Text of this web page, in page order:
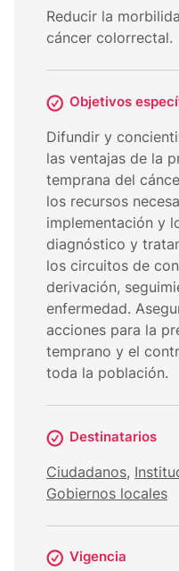
Reducir la
cáncer colorrectal.
Objetivos
Difundir y
las ventajas de la
temprana del
los recursos
implementación y
diagnóstico y
los circuitos de
derivación,
enfermedad.
acciones para la
temprano y el
toda la población.
Destinatarios
Ciudadanos,
Gobiernos locales
Vigencia